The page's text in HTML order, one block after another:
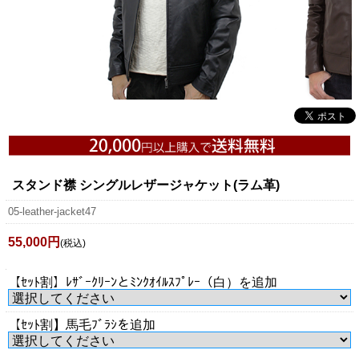
スタンド襟 シングルレザージャケット(ラム革)
05-leather-jacket47
55,000円 (税込)
【ｾｯﾄ割】ﾚｻﾞｰｸﾘｰﾝとﾐﾝｸｵｲﾙｽﾌﾟﾚｰ（白）を追加
【ｾｯﾄ割】馬毛ﾌﾞﾗｼを追加